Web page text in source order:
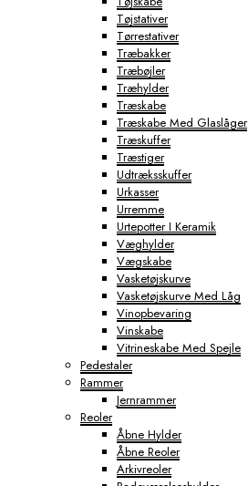
Tøjstativer
Tørrestativer
Træbakker
Træbøjler
Træhylder
Træskabe
Træskabe Med Glaslåger
Træskuffer
Træstiger
Udtræksskuffer
Urkasser
Urremme
Urtepotter I Keramik
Væghylder
Vægskabe
Vasketøjskurve
Vasketøjskurve Med Låg
Vinopbevaring
Vinskabe
Vitrineskabe Med Spejle
Pedestaler
Rammer
Jernrammer
Reoler
Åbne Hylder
Åbne Reoler
Arkivreoler